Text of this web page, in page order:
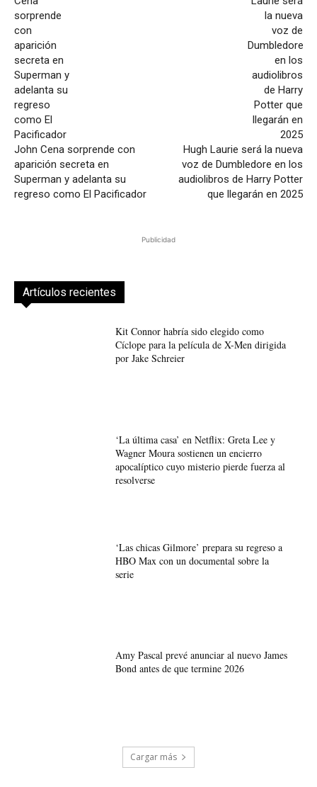
John Cena sorprende con
aparición secreta en
Superman y adelanta su
regreso como El Pacificador
Hugh Laurie será la nueva
voz de Dumbledore en los
audiolibros de Harry Potter
que llegarán en 2025
Publicidad
Artículos recientes
Kit Connor habría sido elegido como
Cíclope para la película de X-Men dirigida
por Jake Schreier
‘La última casa’ en Netflix: Greta Lee y
Wagner Moura sostienen un encierro
apocalíptico cuyo misterio pierde fuerza al
resolverse
‘Las chicas Gilmore’ prepara su regreso a
HBO Max con un documental sobre la
serie
Amy Pascal prevé anunciar al nuevo James
Bond antes de que termine 2026
Cargar más